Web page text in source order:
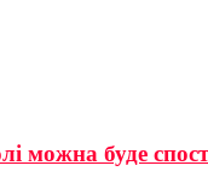
можна буде